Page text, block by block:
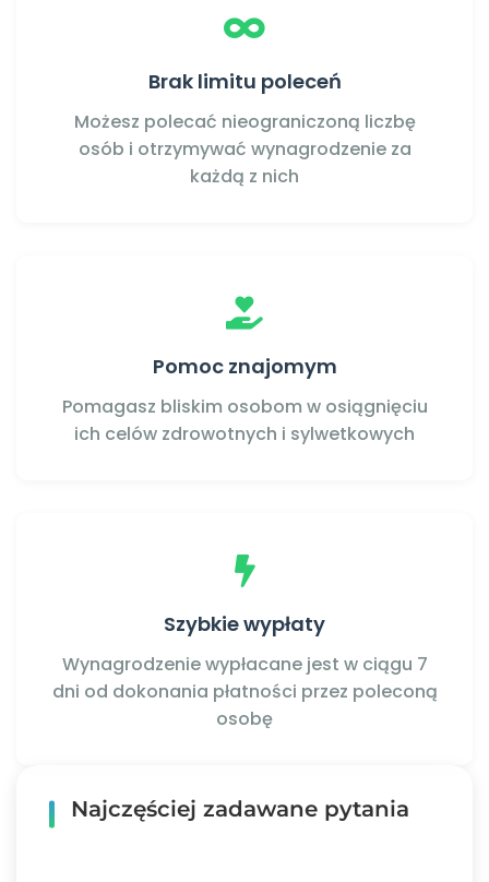
Brak limitu poleceń
Możesz polecać nieograniczoną liczbę
osób i otrzymywać wynagrodzenie za
każdą z nich
Pomoc znajomym
Pomagasz bliskim osobom w osiągnięciu
ich celów zdrowotnych i sylwetkowych
Szybkie wypłaty
Wynagrodzenie wypłacane jest w ciągu 7
dni od dokonania płatności przez poleconą
osobę
Najczęściej zadawane pytania